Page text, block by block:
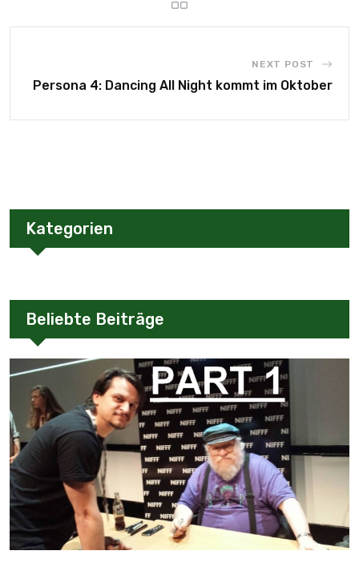
NEXT POST
Persona 4: Dancing All Night kommt im Oktober
Kategorien
Beliebte Beiträge